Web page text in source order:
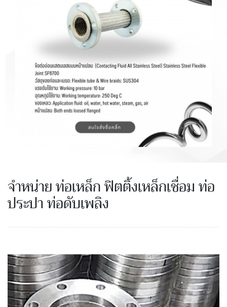
จำหน่าย ท่อเหล็ก ฟิตติ้งเหล็กเชื่อม ท่อ
ประปา ท่อดับเพลิง